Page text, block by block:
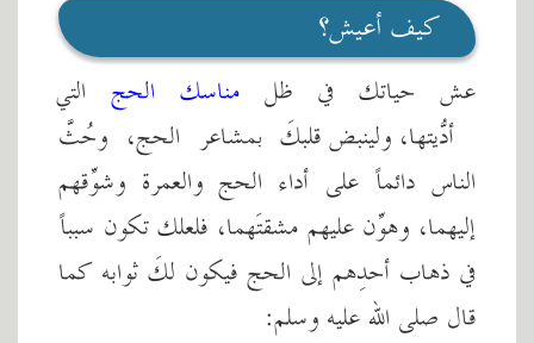
كيف أعيش؟
عش حياتك في ظل مناسك الحجالتي
أدّيتها، ولينبض قلبُكَ بمشاعر الحج، وحُثَّ
الناس دائماً على أداء الحج والعمرة وشوِّقهم
إليهما، وهوِّن عليهم مشقتَهما، فلعلك تكون سبباً
في ذهاب أحدِهم إلى الحج فيكون لكَ ثوابه كما
قال صلى الله عليه وسلم: